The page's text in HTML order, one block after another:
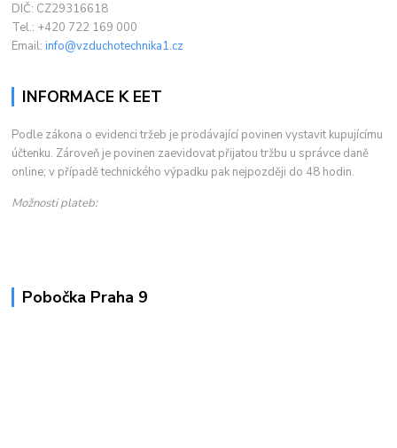
DIČ: CZ29316618
Tel.: +420 722 169 000
Email:info@vzduchotechnika1.cz
INFORMACE K EET
Podle zákona o evidenci tržeb je prodávající povinen vystavit kupujícímu
účtenku. Zároveň je povinen zaevidovat přijatou tržbu u správce daně
online; v případě technického výpadku pak nejpozději do 48 hodin.
Možnosti plateb:
Pobočka Praha 9